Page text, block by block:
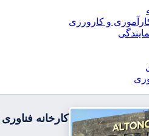
و کارورزی
کارخانه فناوری